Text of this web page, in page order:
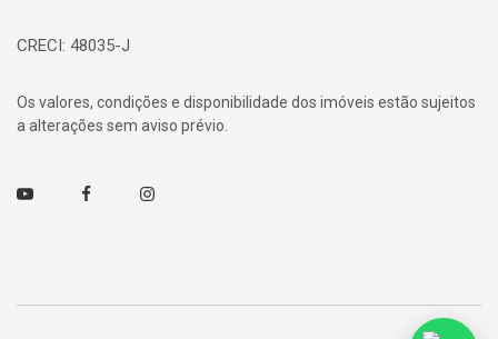
CRECI: 48035-J
Os valores, condições e disponibilidade dos imóveis estão sujeitos
a alterações sem aviso prévio.
Youtube FacebookInstagram